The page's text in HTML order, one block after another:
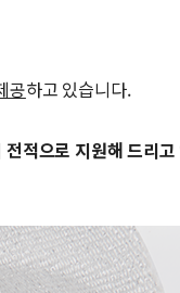
공하고 있습니다.
적으로 지원해 드리